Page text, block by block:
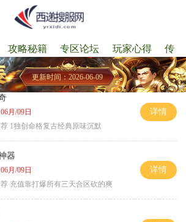
攻略秘籍 专区论坛 玩家心得 传
更新时间：2026-06-09
06月/09日
荐 1独创命格复古经典原味沉默
详情
器
06月/09日
荐 充值靠打爆所有三天合区砍的爽
详情